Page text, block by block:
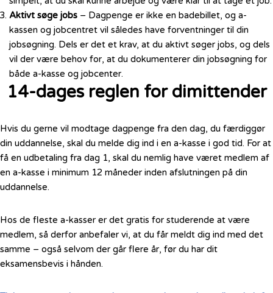
Aktivt søge jobs – Dagpenge er ikke en badebillet, og a-
kassen og jobcentret vil således have forventninger til din
jobsøgning. Dels er det et krav, at du aktivt søger jobs, og dels
vil der være behov for, at du dokumenterer din jobsøgning for
både a-kasse og jobcenter.
14-dages reglen for dimittender
Hvis du gerne vil modtage dagpenge fra den dag, du færdiggør
din uddannelse, skal du melde dig ind i en a-kasse i god tid. For at
få en udbetaling fra dag 1, skal du nemlig have været medlem af
en a-kasse i minimum 12 måneder inden afslutningen på din
uddannelse.
Hos de fleste a-kasser er det gratis for studerende at være
medlem, så derfor anbefaler vi, at du får meldt dig ind med det
samme – også selvom der går flere år, før du har dit
eksamensbevis i hånden.